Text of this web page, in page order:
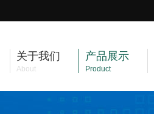
关于我们
About
产品展示
Product